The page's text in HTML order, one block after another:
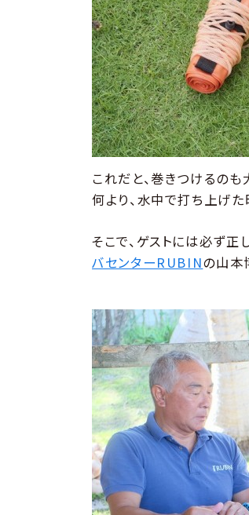
これだと、巻きつけるのも
何より、水中で打ち上げた
そこで、ゲストには必ず正
バセンターRUBINの山本